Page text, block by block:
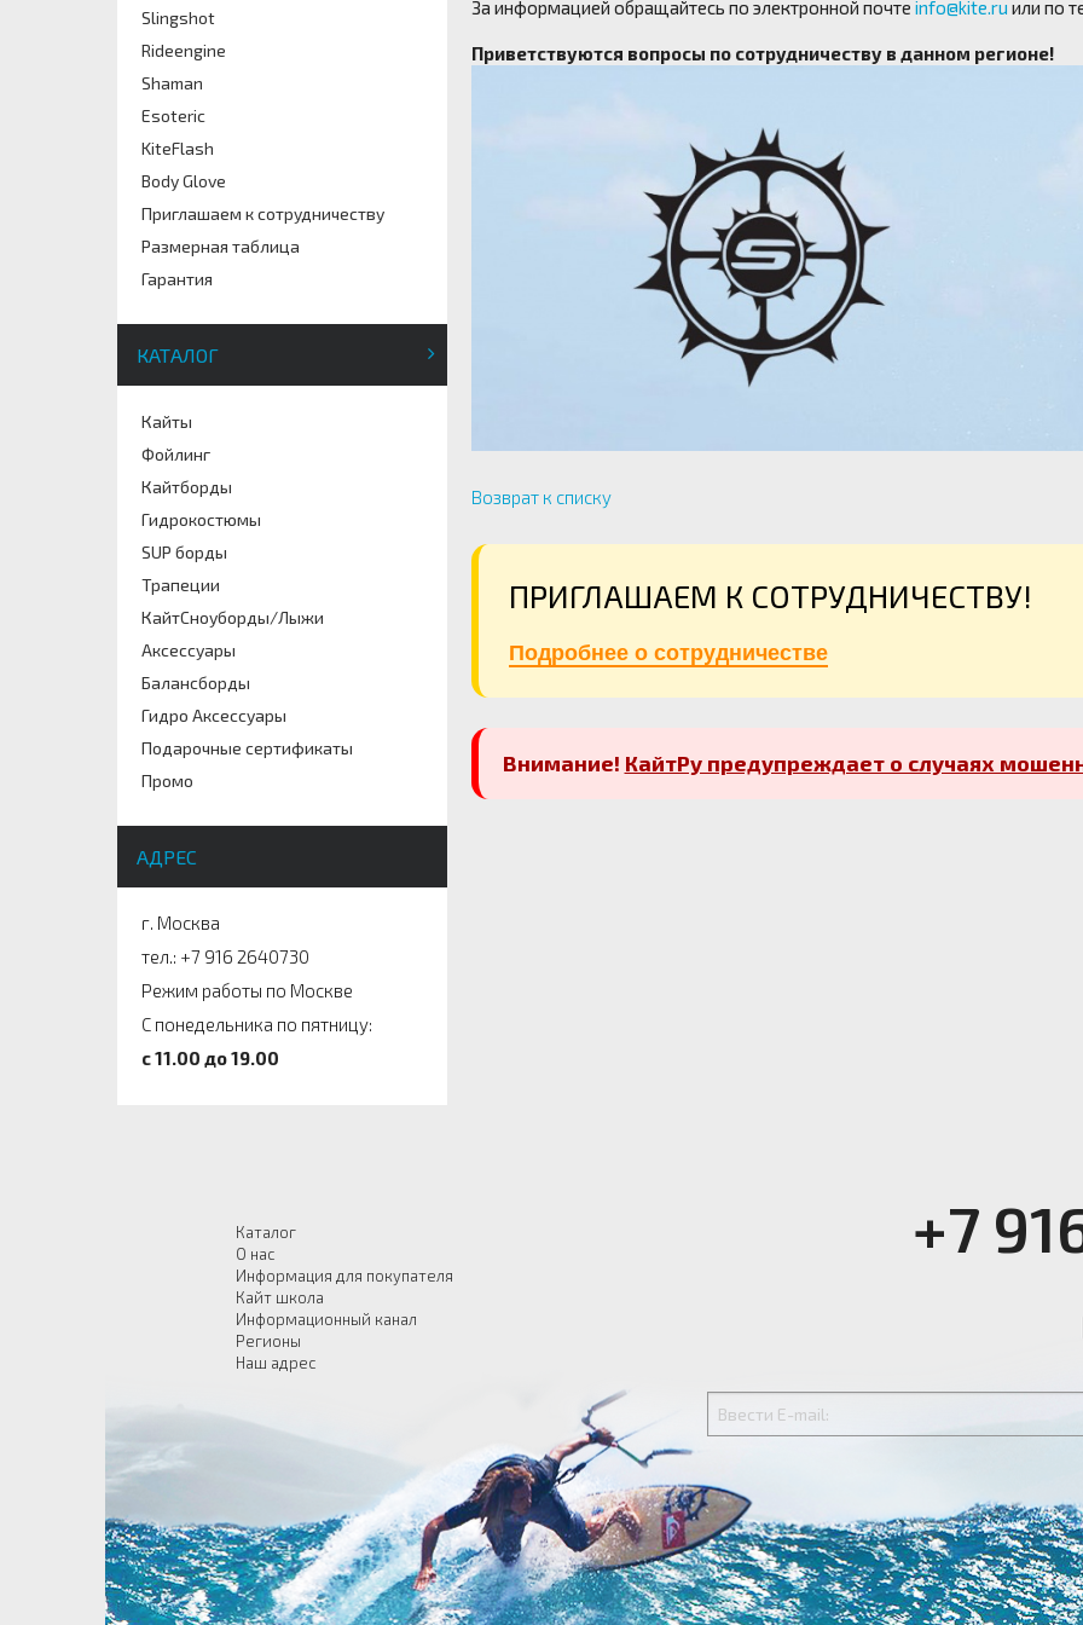
Slingshot
Rideengine
Shaman
Esoteric
KiteFlash
Body Glove
Приглашаем к сотрудничеству
Размерная таблица
Гарантия
КАТАЛОГ
Кайты
Фойлинг
Кайтборды
Гидрокостюмы
SUP борды
Трапеции
КайтСноуборды/Лыжи
Аксессуары
Балансборды
Гидро Аксессуары
Подарочные сертификаты
Промо
АДРЕС
г. Москва
тел.: +7 916 2640730
Режим работы по Москве
С понедельника по пятницу:
c 11.00 до 19.00
За информацией обращайтесь по электронной почте info@kite.ru или по
Приветствуются вопросы по сотрудничеству в данном регионе!
Возврат к списку
ПРИГЛАШАЕМ К СОТРУДНИЧЕСТВУ!
Подробнее о сотрудничестве
Внимание! КайтРу предупреждает о случаях
Каталог
О нас
Информация для покупателя
Кайт школа
Информационный канал
Регионы
Наш адрес
+7